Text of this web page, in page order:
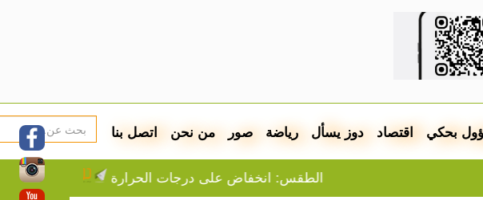
بحكي اقتصاد دوز يسأل رياضة صور من نحن اتصل بنا
الطقس: انخفاض على درجات الحرارة اجتماع رباعي يبحث